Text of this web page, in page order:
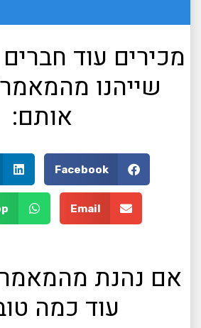
מכירים עוד
שייהנו
אותם:
Facebook
Email
אם נהנת
עוד כמה